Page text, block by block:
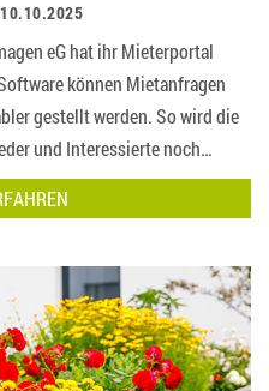
eG hat ihr Mieterportal
können Mietanfragen
gestellt werden. So wird die
und Interessierte noch
effizienter….